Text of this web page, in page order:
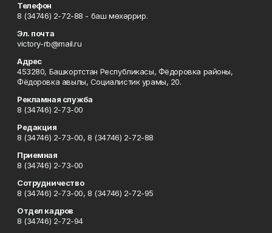
Телефон
8 (34746) 2-72-88 - баш мөхәррир.
Эл. почта
victory-rb@mail.ru
Адрес
453280, Башкортстан Республикасы, Фёдоровка районы,
Фёдоровка авылы, Социалистик урамы, 20.
Рекламная служба
8 (34746) 2-73-00
Редакция
8 (34746) 2-73-00, 8 (34746) 2-72-88
Приемная
8 (34746) 2-73-00
Сотрудничество
8 (34746) 2-73-00, 8 (34746) 2-72-95
Отдел кадров
8 (34746) 2-72-94